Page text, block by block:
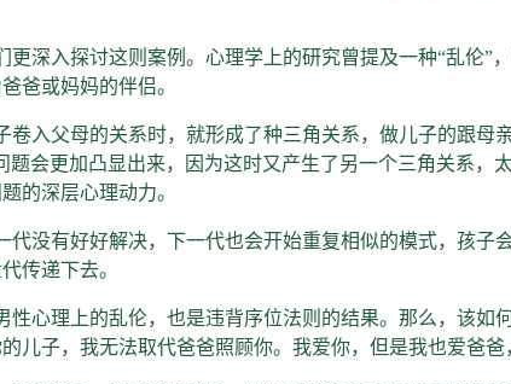
更深入探讨这则案例。心理学上的研究曾提及一种“乱伦
爸或妈妈的伴侣。
卷入父母的关系时，就形成了种三角关系，做儿子的跟
题会更加凸显出来，因为这时又产生了另一个三角关系
的深层心理动力。
代没有好好解决，下一代也会开始重复相似的模式，孩
传递下去。
性心理上的乱伦，也是违背序位法则的结果。那么，该如
儿子，我无法取代爸爸照顾你。我爱你，但是我也爱爸